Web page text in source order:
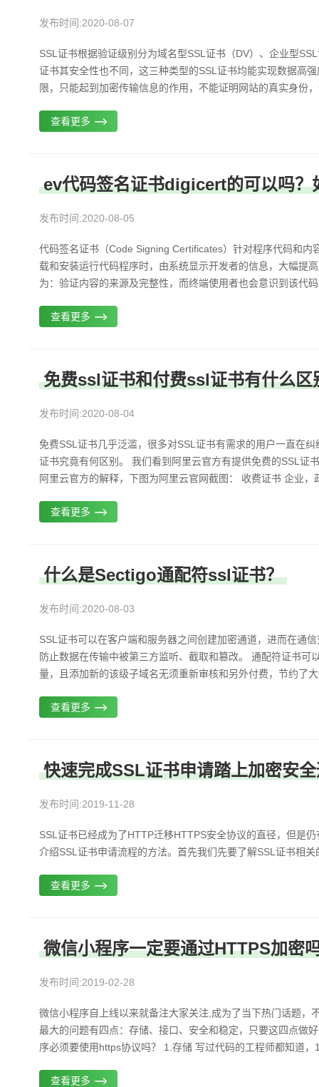
发布时间:2020-08-07
SSL证书根据验证级别分为域名型SSL证书（DV）、企业型
证书其安全性也不同，这三种类型的SSL证书均能实现数据高
限，只能起到加密传输信息的作用，不能证明网站的真实身份
查看更多
ev代码签名证书digicert的可以吗？
发布时间:2020-08-05
代码签名证书（Code Signing Certificates）针对程序代码和
载和安装运行代码程序时，由系统显示开发者的信息，大幅提
为：验证内容的来源及完整性，而终端使用者也会意识到该代
查看更多
免费ssl证书和付费ssl证书有什么区
发布时间:2020-08-04
免费SSL证书几乎泛滥，很多对SSL证书有需求的用户一直在
证书究竟有何区别。 我们看到阿里云官方有提供免费的SSL证
阿里云官方的解释，下图为阿里云官网截图： 收费证书 企业
查看更多
什么是Sectigo通配符ssl证书？
发布时间:2020-08-03
SSL证书可以在客户端和服务器之间创建加密通道，进而在通
防止数据在传输中被第三方监听、截取和篡改。 通配符证书
量，且添加新的该级子域名无须重新审核和另外付费，节约了
查看更多
快速完成SSL证书申请踏上加密安
发布时间:2019-11-28
SSL证书已经成为了HTTP迁移HTTPS安全协议的直径，但是
介绍SSL证书申请流程的方法。首先我们先要了解SSL证书相
查看更多
微信小程序一定要通过HTTPS加密
发布时间:2019-02-28
微信小程序自上线以来就备注大家关注,成为了当下热门话题，
最大的问题有四点：存储、接口、安全和稳定，只要这四点做
序必须要使用https协议吗？ 1.存储 写过代码的工程师都知道
查看更多